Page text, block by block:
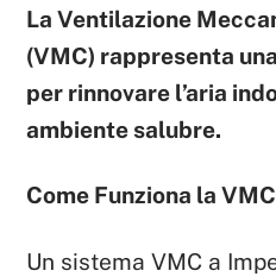
La Ventilazione
(VMC) rappresenta
per rinnovare l’aria
ambiente salubre.
Come Funziona la
Un sistema VMC a